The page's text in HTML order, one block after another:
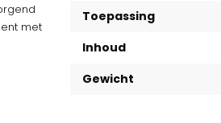
met
Toepassing
Inhoud
Gewicht